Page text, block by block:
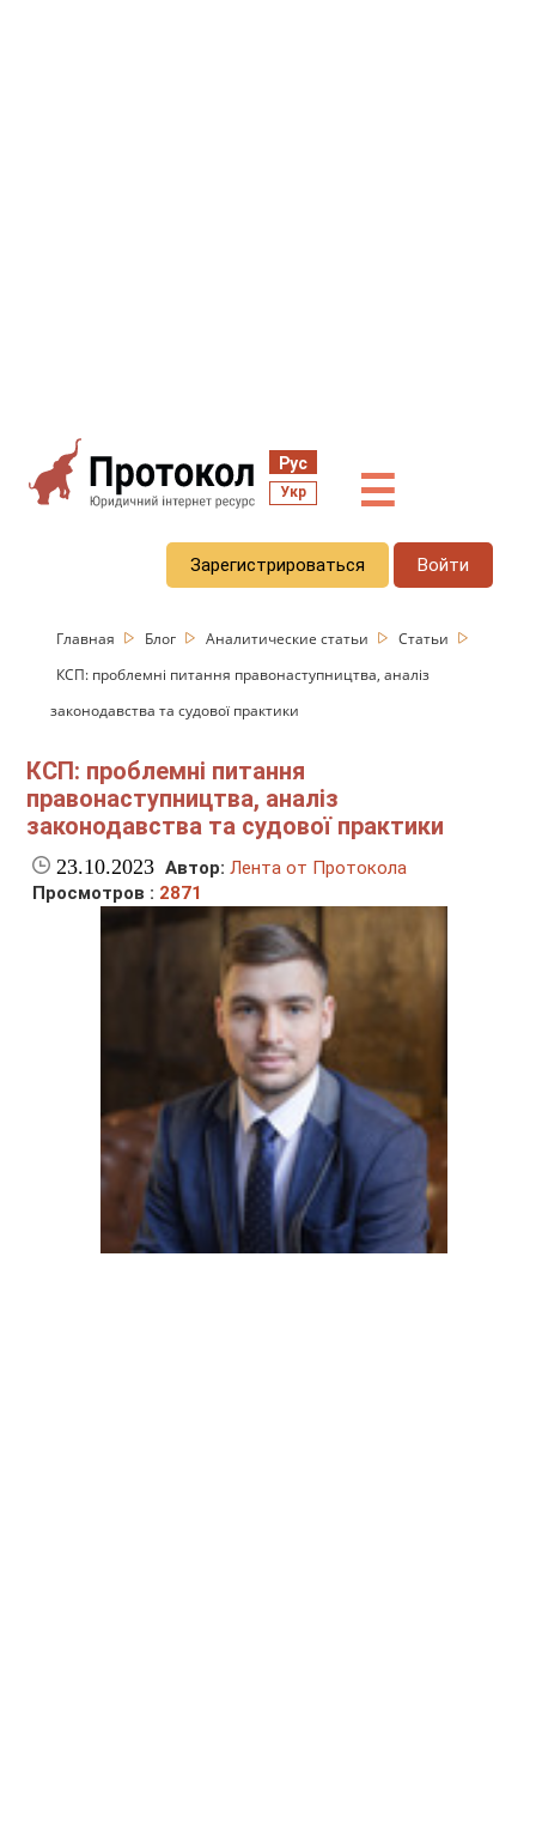
Рус
Укр ☰
Зарегистрироваться Войти
Главная Блог Аналитические статьи
Статьи
КСП: проблемні питання правонаступництва, аналіз
законодавства та судової практики
КСП: проблемні питання
правонаступництва, аналіз
законодавства та судової практики
23.10.2023 Автор: Лента от Протокола
Просмотров : 2871